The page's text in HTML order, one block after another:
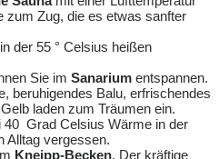
zum Zug, die es etwas sanfter
der 55 ° Celsius heißen
Sie im Sanarium entspannen.
beruhigendes Balu, erfrischendes
laden zum Träumen ein.
40 Grad Celsius Wärme in der
Alltag vergessen.
Kneipp-Becken. Der kräftige